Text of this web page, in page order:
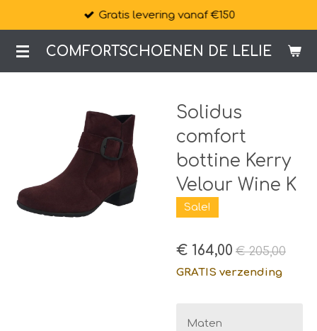
naar
de
COMFORTSCHOENEN DE LELIE
Gratis levering vanaf €150
Solidus
comfort
bottine Kerry
Velour Wine K
Sale!
€ 164,00 € 205,00
GRATIS verzending
Maten